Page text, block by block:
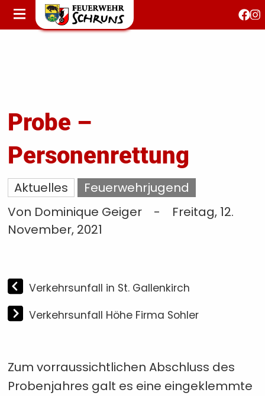
STARTSEITE
AKTUELLES
Probe –
Personenrettung
Aktuelles
Feuerwehrjugend
Von Dominique Geiger
-
Freitag, 12.
November, 2021
Verkehrsunfall in St. Gallenkirch
Verkehrsunfall Höhe Firma Sohler
Zum vorraussichtlichen Abschluss des
Probenjahres galt es eine eingeklemmte